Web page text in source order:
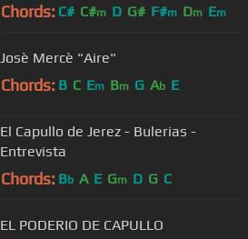
Chords: C# C#m D G# F#m Dm Em
Josè Mercè "Aire"
Chords: B C Em Bm G Ab E
El Capullo de Jerez - Bulerias -
Entrevista
Chords: Bb A E Gm D G C
EL PODERIO DE CAPULLO